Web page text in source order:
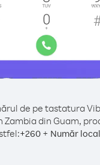
de pe tastatura
Zambia din Guam,
+260+ Număr local